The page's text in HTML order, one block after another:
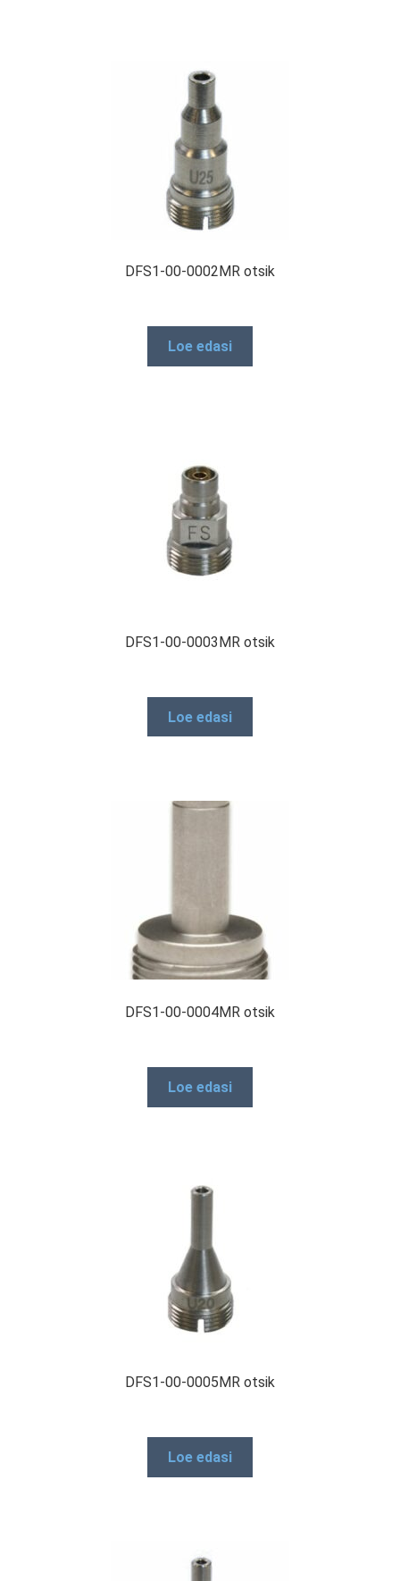
DFS1-00-0002MR otsik
Loe edasi
DFS1-00-0003MR otsik
Loe edasi
DFS1-00-0004MR otsik
Loe edasi
DFS1-00-0005MR otsik
Loe edasi